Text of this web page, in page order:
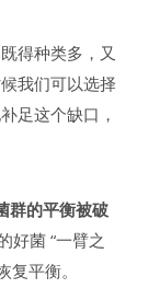
得种类多，又
我们可以选择
足这个缺口，
群的平衡被破
好菌 “一臂之
平衡。